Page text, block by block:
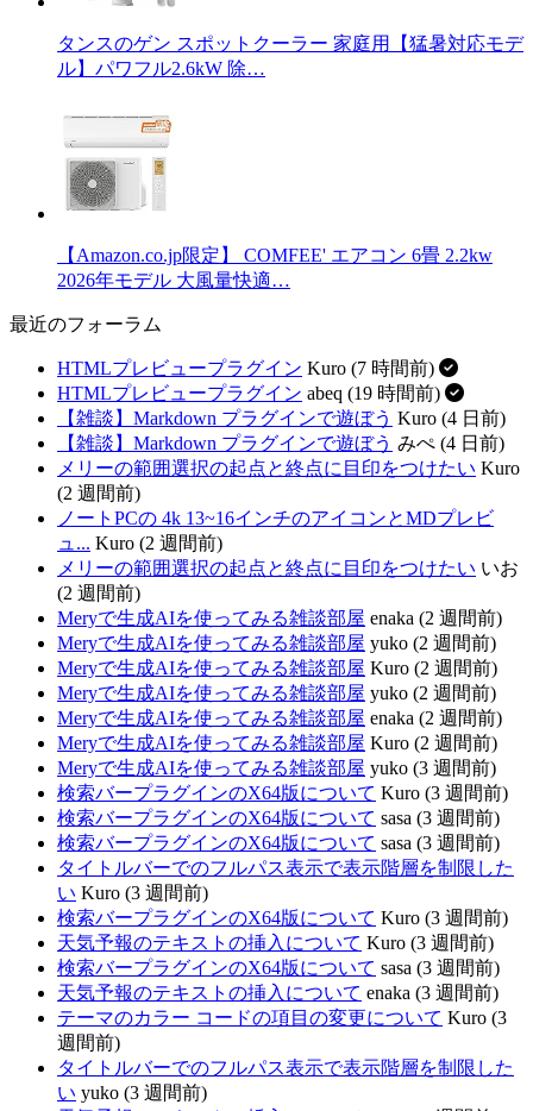
タンスのゲン スポットクーラー 家庭用【猛暑対応モデ
ル】パワフル2.6kW 除…
【Amazon.co.jp限定】 COMFEE' エアコン 6畳 2.2kw
2026年モデル 大風量快適…
最近のフォーラム
HTMLプレビュープラグイン Kuro (7 時間前)
HTMLプレビュープラグイン abeq (19 時間前)
【雑談】Markdown プラグインで遊ぼう Kuro (4 日前)
【雑談】Markdown プラグインで遊ぼう みぺ (4 日前)
メリーの範囲選択の起点と終点に目印をつけたい Kuro
(2 週間前)
ノートPCの 4k 13~16インチのアイコンとMDプレビ
ュ... Kuro (2 週間前)
メリーの範囲選択の起点と終点に目印をつけたい いお
(2 週間前)
Meryで生成AIを使ってみる雑談部屋 enaka (2 週間前)
Meryで生成AIを使ってみる雑談部屋 yuko (2 週間前)
Meryで生成AIを使ってみる雑談部屋 Kuro (2 週間前)
Meryで生成AIを使ってみる雑談部屋 yuko (2 週間前)
Meryで生成AIを使ってみる雑談部屋 enaka (2 週間前)
Meryで生成AIを使ってみる雑談部屋 Kuro (2 週間前)
Meryで生成AIを使ってみる雑談部屋 yuko (3 週間前)
検索バープラグインのX64版について Kuro (3 週間前)
検索バープラグインのX64版について sasa (3 週間前)
検索バープラグインのX64版について sasa (3 週間前)
タイトルバーでのフルパス表示で表示階層を制限した
い Kuro (3 週間前)
検索バープラグインのX64版について Kuro (3 週間前)
天気予報のテキストの挿入について Kuro (3 週間前)
検索バープラグインのX64版について sasa (3 週間前)
天気予報のテキストの挿入について enaka (3 週間前)
テーマのカラー コードの項目の変更について Kuro (3
週間前)
タイトルバーでのフルパス表示で表示階層を制限した
い yuko (3 週間前)